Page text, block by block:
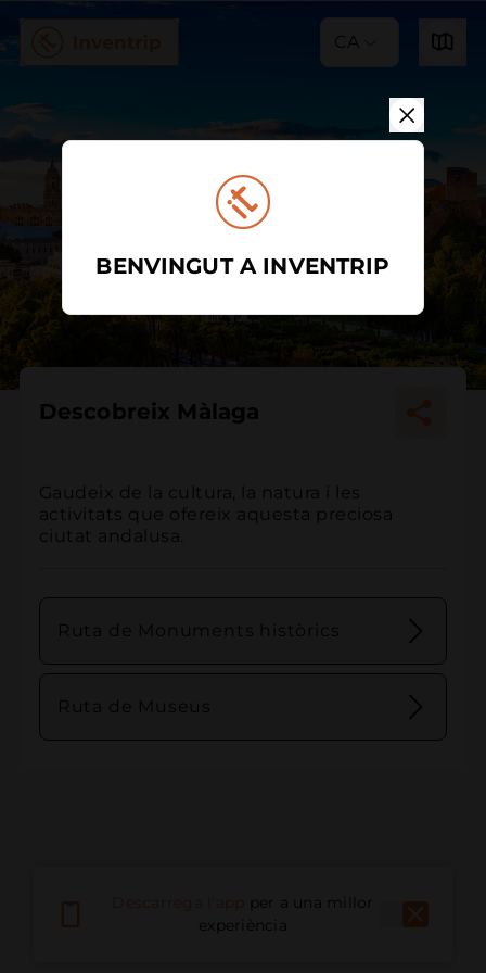
CA
Descobreix Màlaga
Gaudeix de la cultura, la natura i les
activitats que ofereix aquesta preciosa
ciutat andalusa.
per a una millor
experiència
BENVINGUT A INVENTRIP